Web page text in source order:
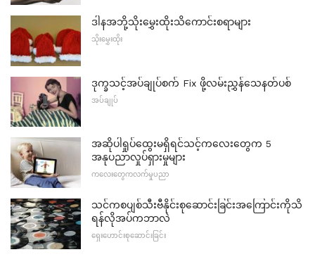
ဒါနအဘို့သိုးမွှေးထိုးသိကောင်းစရာများ
သိုးမွှေးထိုး
ဒုက္ခသင့်အပ်ချုပ်စက် Fix ဖို့လမ်းညွှန်သေနတ်ပစ်
အပ်ချုပ်
အဆိုပါရှုပ်ထွေးမရှိရင်သင့်ကလေးတွေက 5
အနုပညာလှုပ်ရှားမှုများ
ကလေးတွေကလက်မှုပညာ
သင်ကစပျစ်သီးဗီနိုင်းစုဆောင်းခြင်းအကြောင်းကိုသိ
ရန်လိုအပ်ကဘာလဲ
ရှေးဟောင်းစုဆောင်းခြင်း